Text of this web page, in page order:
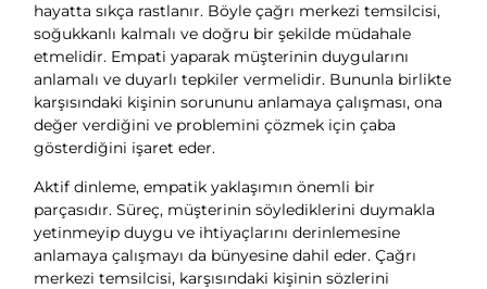
hayatta sıkça rastlanır. Böyle çağrı merkezi temsilcisi,
soğukkanlı kalmalı ve doğru bir şekilde müdahale
etmelidir. Empati yaparak müşterinin duygularını
anlamalı ve duyarlı tepkiler vermelidir. Bununla birlikte
karşısındaki kişinin sorununu anlamaya çalışması, ona
değer verdiğini ve problemini çözmek için çaba
gösterdiğini işaret eder.
Aktif dinleme, empatik yaklaşımın önemli bir
parçasıdır. Süreç, müşterinin söylediklerini duymakla
yetinmeyip duygu ve ihtiyaçlarını derinlemesine
anlamaya çalışmayı da bünyesine dahil eder. Çağrı
merkezi temsilcisi, karşısındaki kişinin sözlerini